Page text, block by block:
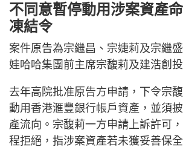
不同意暫停動用涉案資產
凍結令
案件原告為宗繼昌、宗婕莉及宗繼
娃哈哈集團前主席宗馥莉及建浩創
去年高院批准原告方申請，下令宗
動用香港滙豐銀行帳戶資產，並須
產流向。宗馥莉一方申請上訴許可
程拒絕，指涉案資產若未獲妥善保